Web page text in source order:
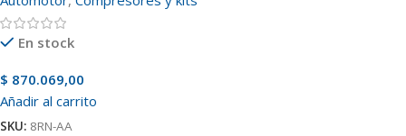
En stock
$ 870.069,00
Añadir al carrito
SKU: 8RN-AA